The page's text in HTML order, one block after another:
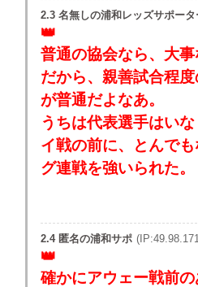
2.3 名無しの浦和レッズサポータ
普通の協会なら、大
だから、親善試合程
が普通だよなあ。
うちは代表選手はい
イ戦の前に、とんで
グ連戦を強いられた。
2.4 匿名の浦和サポ
確かにアウェー戦前